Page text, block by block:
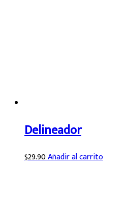
Delineador
$29.90Añadir al carrito